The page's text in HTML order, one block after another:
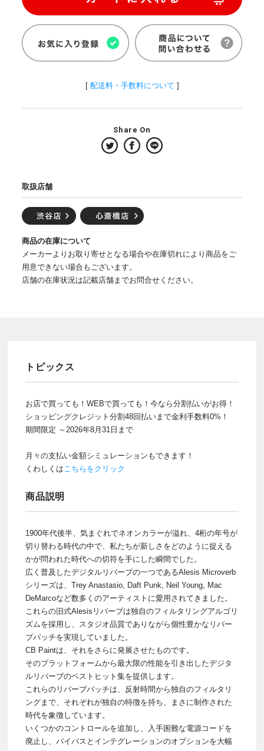
[ 配送料・手数料について ]
Share On
取扱店舗
商品の在庫について
メーカーよりお取り寄せとなる場合や在庫切れにより商品をご
用意できない場合もございます。
店舗の在庫状況は記載店舗までお問合せください。
トピックス
お店で買っても！WEBで買っても！今なら分割払いがお得！
ショッピングクレジット分割48回払いまで金利手数料0%！
期間限定 ～2026年8月31日まで
月々の支払い金額シミュレーションもできます！
くわしくはこちらをクリック
商品説明
1900年代後半、気まぐれでネオンカラーが溢れ、4桁の年号が
切り替わる時代の中で、私たちが新しさをどのように捉える
かが問われた時代への切符を手にした瞬間でした。
広く普及したデジタルリバーブの一つであるAlesis Microverb
シリーズは、Trey Anastasio, Daft Punk, Neil Young, Mac
DeMarcoなど数多くのアーティストに愛用されてきました。
これらの旧式Alesisリバーブは独自のフィルタリングアルゴリ
ズムを採用し、スタジオ品質でありながら個性豊かなリバー
ブパッチを実現していました。
CB Paintは、それをさらに発展させたものです。
そのプラットフォームから最大限の性能を引き出したデジタ
ルリバーブのベストヒット集を提供します。
これらのリバーブパッチは、反射時間から独自のフィルタリ
ングまで、それぞれが独自の特徴を持ち、まさに制作された
時代を象徴しています。
いくつかのコントロールを追加し、入手困難な電源コードを
廃止し、バイパスとインテグレーションのオプションを大幅